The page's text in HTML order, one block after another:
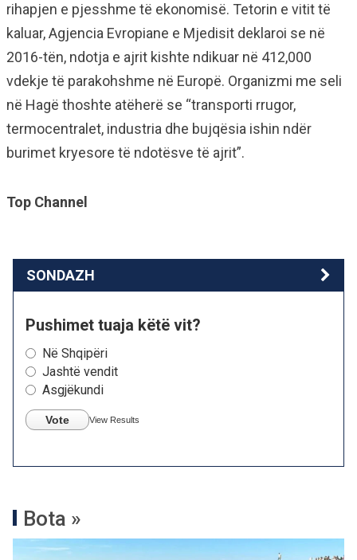
rihapjen e pjesshme të ekonomisë. Tetorin e vitit të
kaluar, Agjencia Evropiane e Mjedisit deklaroi se në
2016-tën, ndotja e ajrit kishte ndikuar në 412,000
vdekje të parakohshme në Europë. Organizmi me seli
në Hagë thoshte atëherë se “transporti rrugor,
termocentralet, industria dhe bujqësia ishin ndër
burimet kryesore të ndotësve të ajrit”.
Top Channel
SONDAZH
Pushimet tuaja këtë vit?
Në Shqipëri
Jashtë vendit
Asgjëkundi
Vote View Results
Bota »